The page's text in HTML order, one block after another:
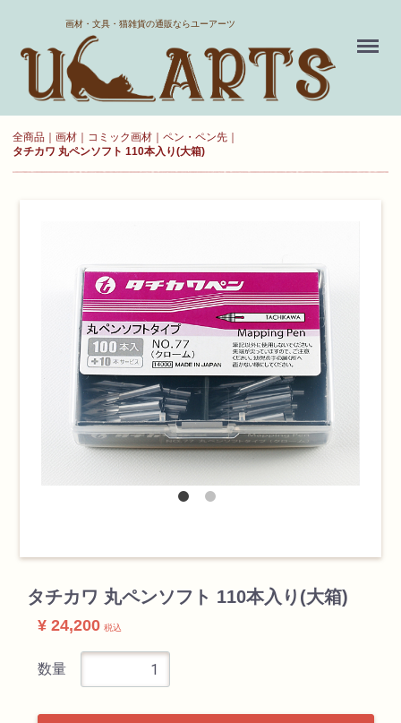
画材・文具・猫雑貨の通販ならユーアーツ
Menu
全商品 画材 コミック画材
ペン・ペン先
タチカワ 丸ペンソフト 110本入り(大箱)
タチカワ 丸ペンソフト 110本入り(大箱)
¥ 24,200 税込
数量
ホーム
送料について
カート
現在カート内に
商品はございません。
検索